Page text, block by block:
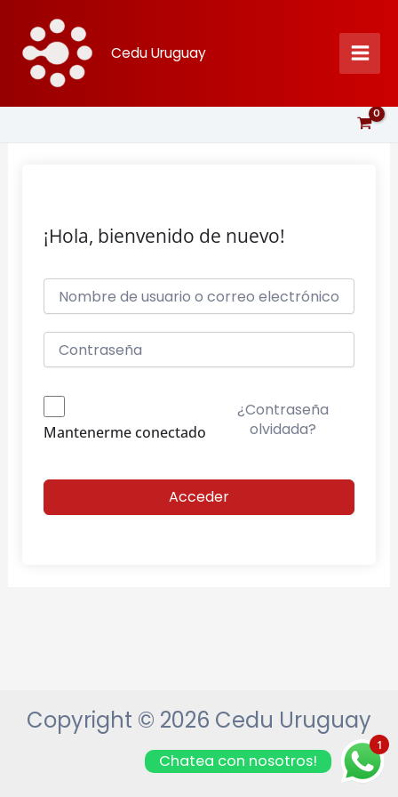
contenido
Cedu Uruguay
¡Hola, bienvenido de nuevo!
Mantenerme conectado
¿Contraseña
olvidada?
Acceder
Copyright © 2026 Cedu Uruguay
1
Chatea con nosotros!